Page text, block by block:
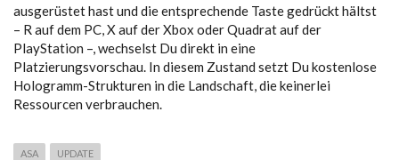
ausgerüstet hast und die entsprechende Taste gedrückt hältst
– R auf dem PC, X auf der Xbox oder Quadrat auf der
PlayStation –, wechselst Du direkt in eine
Platzierungsvorschau. In diesem Zustand setzt Du kostenlose
Hologramm-Strukturen in die Landschaft, die keinerlei
Ressourcen verbrauchen.
ASA UPDATE